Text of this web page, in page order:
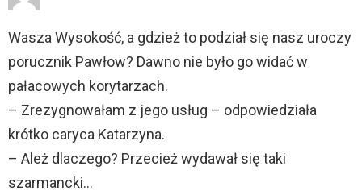
Wasza Wysokość, a gdzież to podział się nasz uroczy
porucznik Pawłow? Dawno nie było go widać w
pałacowych korytarzach.
– Zrezygnowałam z jego usług – odpowiedziała
krótko caryca Katarzyna.
– Ależ dlaczego? Przecież wydawał się taki
szarmancki…